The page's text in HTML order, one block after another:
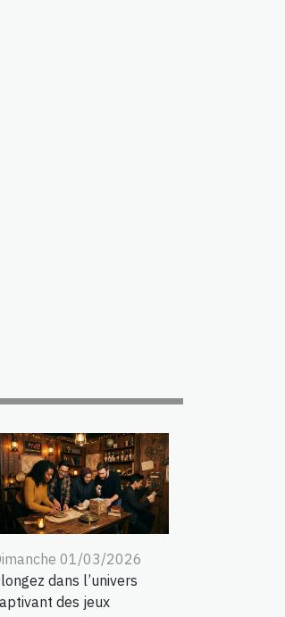
01/03/2026
dans l’univers
des jeux